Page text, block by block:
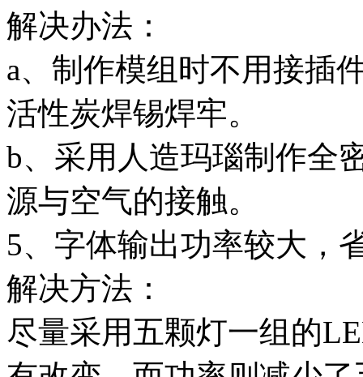
解决办法：
a、制作模组时不用接插
活性炭焊锡焊牢。
b、采用人造玛瑙制作全
源与空气的接触。
5、字体输出功率较大，
解决方法：
尽量采用五颗灯一组的